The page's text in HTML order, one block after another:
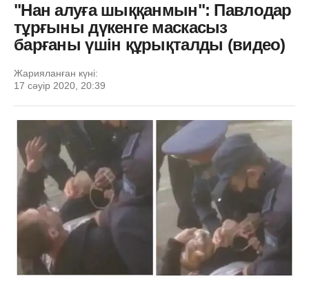
"Нан алуға шыққанмын": Павлодар
тұрғыны дүкенге маскасыз
барғаны үшін құрықталды (видео)
Жарияланған күні:
17 сәуір 2020, 20:39